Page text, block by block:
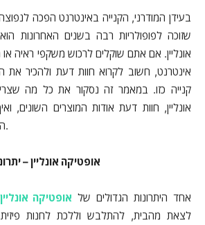
בעידן המודרני, הקנייה באינטרנט הפכה
שזוכה לפופולריות רבה בשנים האחרונות
אונליין. אם אתם שוקלים לרכוש משקפי ראיה
אינטרנט, חשוב לקרוא חוות דעת ולהכיר את
קנייה כזו. במאמר זה נסקור את כל מה
אונליין, חוות דעת אודות המוצרים השונים,
המתאימה ביותר עבורכם.
אופטיקה אונליין –
אחד היתרונות הגדולים של אופטיקה
לצאת מהבית, להתלבש וללכת לחנות